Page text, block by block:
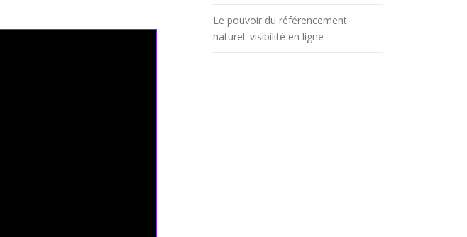
Le pouvoir du référencement
naturel: visibilité en ligne